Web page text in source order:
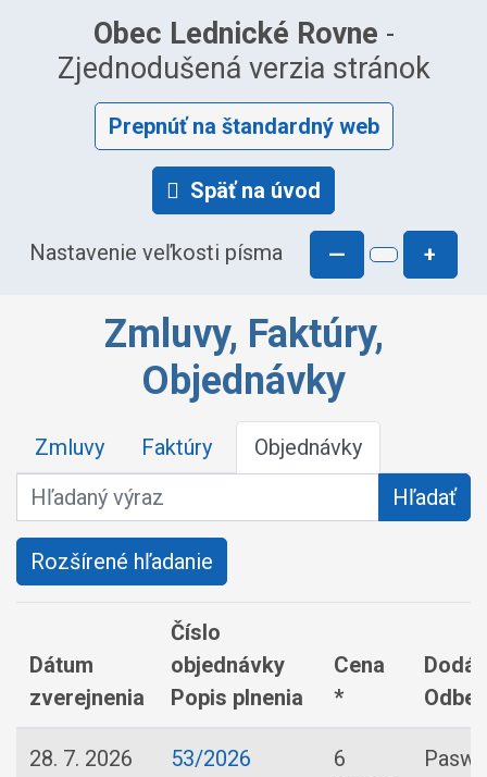
Obec Lednické Rovne -
Zjednodušená verzia stránok
Prepnúť na štandardný web
Späť na úvod
Nastavenie veľkosti písma — +
Zmluvy, Faktúry,
Objednávky
Zmluvy Faktúry
Objednávky
Hľadaný výraz
Hľadať
Rozšírené hľadanie
Dátum
zverejnenia
Číslo
objednávky
Popis plnenia
Cena
*
28. 7. 2026
53/2026
6